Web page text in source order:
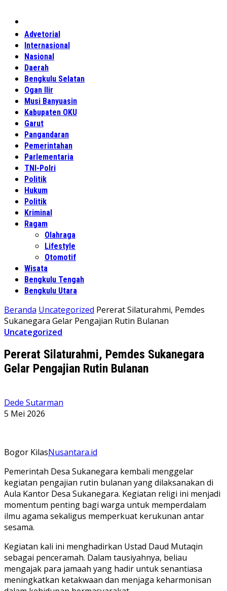
Advetorial
Internasional
Nasional
Daerah
Bengkulu Selatan
Ogan Ilir
Musi Banyuasin
Kabupaten OKU
Garut
Pangandaran
Pemerintahan
Parlementaria
TNI-Polri
Politik
Hukum
Politik
Kriminal
Ragam
Olahraga
Lifestyle
Otomotif
Wisata
Bengkulu Tengah
Bengkulu Utara
Beranda Uncategorized Pererat Silaturahmi, Pemdes
Sukanegara Gelar Pengajian Rutin Bulanan
Uncategorized
Pererat Silaturahmi, Pemdes Sukanegara
Gelar Pengajian Rutin Bulanan
Dede Sutarman
5 Mei 2026
Bogor KilasNusantara.id
Pemerintah Desa Sukanegara kembali menggelar
kegiatan pengajian rutin bulanan yang dilaksanakan di
Aula Kantor Desa Sukanegara. Kegiatan religi ini menjadi
momentum penting bagi warga untuk memperdalam
ilmu agama sekaligus memperkuat kerukunan antar
sesama.
​Kegiatan kali ini menghadirkan Ustad Daud Mutaqin
sebagai penceramah. Dalam tausiyahnya, beliau
mengajak para jamaah yang hadir untuk senantiasa
meningkatkan ketakwaan dan menjaga keharmonisan